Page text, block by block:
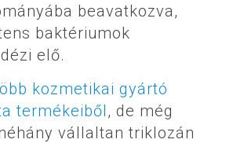
beavatkozva,
baktériumok
elő.
kozmetikai gyártó
termékeiből, de még
vállaltan triklozán